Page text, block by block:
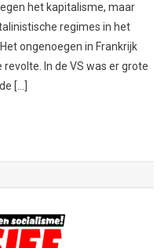
het kapitalisme, maar
regimes in het
ongenoegen in Frankrijk
In de VS was er grote
[…]